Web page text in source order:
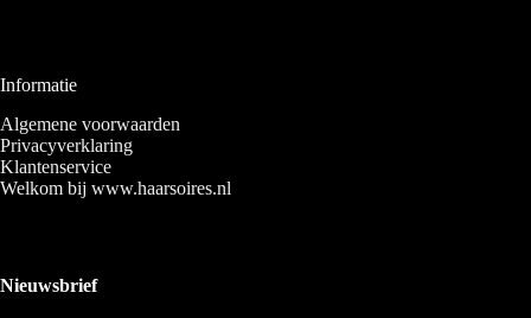
Informatie
Algemene voorwaarden
Privacyverklaring
Klantenservice
Welkom bij www.haarsoires.nl
Nieuwsbrief